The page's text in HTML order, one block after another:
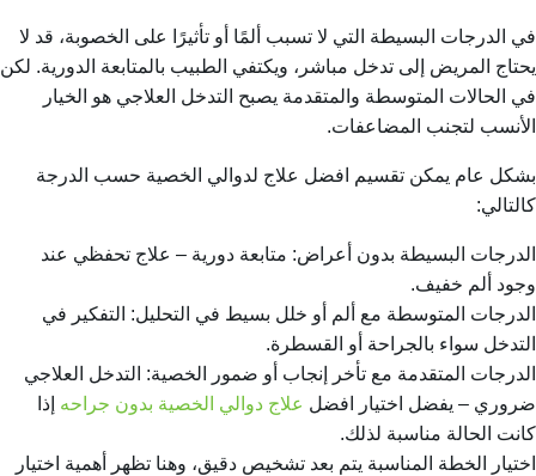
في الدرجات البسيطة التي لا تسبب ألمًا أو تأثيرًا على الخصوبة، قد لا
يحتاج المريض إلى تدخل مباشر، ويكتفي الطبيب بالمتابعة الدورية. لكن
في الحالات المتوسطة والمتقدمة يصبح التدخل العلاجي هو الخيار
الأنسب لتجنب المضاعفات.
بشكل عام يمكن تقسيم افضل علاج لدوالي الخصية حسب الدرجة
كالتالي:
الدرجات البسيطة بدون أعراض: متابعة دورية – علاج تحفظي عند
وجود ألم خفيف.
الدرجات المتوسطة مع ألم أو خلل بسيط في التحليل: التفكير في
التدخل سواء بالجراحة أو القسطرة.
الدرجات المتقدمة مع تأخر إنجاب أو ضمور الخصية: التدخل العلاجي
ضروري – يفضل اختيار افضل علاج دوالي الخصية بدون جراحه إذا
كانت الحالة مناسبة لذلك.
اختيار الخطة المناسبة يتم بعد تشخيص دقيق، وهنا تظهر أهمية اختيار